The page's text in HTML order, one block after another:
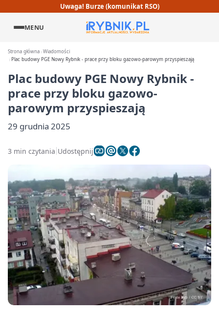
Uwaga! Burze (komunikat RSO)
MENU
Strona główna Wiadomości
Plac budowy PGE Nowy Rybnik - prace przy bloku gazowo-parowym przyspieszają
Plac budowy PGE Nowy Rybnik -
prace przy bloku gazowo-
parowym przyspieszają
29 grudnia 2025
3 min czytania Udostępnij